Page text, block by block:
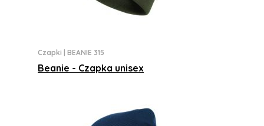
Czapki BEANIE 315
Beanie - Czapka unisex